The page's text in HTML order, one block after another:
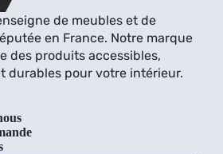
de meubles et de
en France. Notre marque
des produits accessibles,
durables pour votre intérieur.